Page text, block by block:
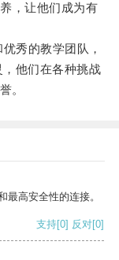
，让他们成为有
秀的教学团队，
他们在各种挑战
。
高安全性的连接。
支持[0] 反对[0]